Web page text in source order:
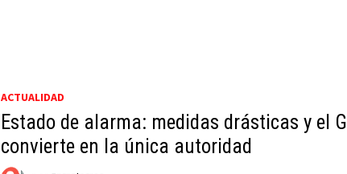
ACTUALIDAD
Estado de alarma: medidas drásticas y el
convierte en la única autoridad